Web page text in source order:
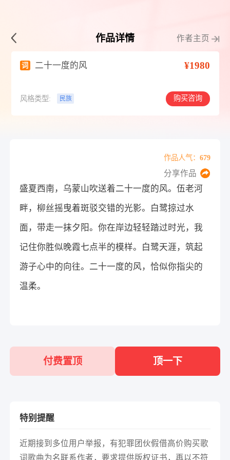
作品详情 作者主页
词 二十一度的风 ¥1980
风格类型: 民族 购买咨询
作品人气：679
分享作品
盛夏西南，乌蒙山吹送着二十一度的风。伍老河
畔，柳丝摇曳着斑驳交错的光影。白鹭掠过水
面，带走一抹夕阳。你在岸边轻轻踏过时光，我
记住你胜似晚霞七点半的模样。白鹭天涯，筑起
游子心中的向往。二十一度的风，恰似你指尖的
温柔。
付费置顶 顶一下
特别提醒
近期接到多位用户举报，有犯罪团伙假借高价购买歌
词歌曲为名联系作者，要求提供版权证书，再以不符